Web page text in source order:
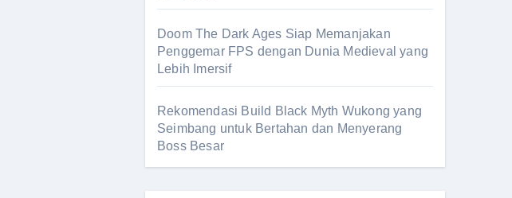
Doom The Dark Ages Siap Memanjakan
Penggemar FPS dengan Dunia Medieval yang
Lebih Imersif
Rekomendasi Build Black Myth Wukong yang
Seimbang untuk Bertahan dan Menyerang
Boss Besar